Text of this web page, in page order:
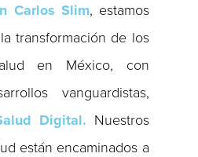
Carlos Slim, estamos
transformación de los
en México, con
vanguardistas,
Digital. Nuestros
están encaminados a